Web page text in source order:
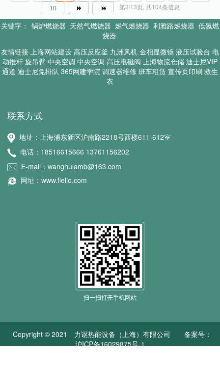
10
第3/13页, 共104条信息
关键字： 锅炉燃烧器 天然气燃烧器 燃气燃烧器 利雅路燃烧器 低氮燃
烧器
友情链接 上海网站建设 高压反应釜 九洲风机 金相显微镜 液压试验台 电
动推杆 旋吊臂 中央空调 中央空调 高压电磁阀 上海物流仓储 迪士尼VIP
通道 迪士尼免排队 365网建学院 调速器维修 班车租赁 宣传页印刷 救生
衣
联系方式
地址：上海浦东新区沪南路2218号西楼611-612室
电话：18516615666 13761156202
E-mail：wanghulamb@163.com
网址：www.fielio.com
扫一扫打开手机网站
Copyright © 2021 力讴热能设备（上海）有限公司 备案号：
沪ICP备16029875号-1